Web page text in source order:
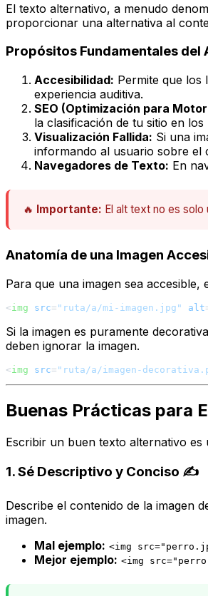
El texto alternativo, a menudo
proporcionar una alternativa al
Propósitos Fundamentales del
Accesibilidad: Permite que los
experiencia auditiva.
SEO (Optimización para
la clasificación de tu sitio en
Visualización Fallida: Si una
informando al usuario sobre el
Navegadores de Texto: En
🔥 Importante: El alt text no es
Anatomía de una Imagen
Para que una imagen sea accesible,
<img src= "ruta/a/mi-imagen.jpg" alt
Si la imagen es puramente
deben ignorar la imagen.
<img src= "ruta/a/imagen-
Buenas Prácticas para
Escribir un buen texto alternativo
1. Sé Descriptivo y Conciso ✍️
Describe el contenido de la imagen
imagen.
Mal ejemplo: <img
Mejor ejemplo: <img